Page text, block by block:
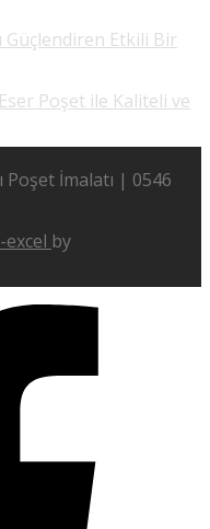
Güçlendiren Etkili Bir
Poşet ile Kaliteli ve
Poşet İmalatı | 0546
excel by